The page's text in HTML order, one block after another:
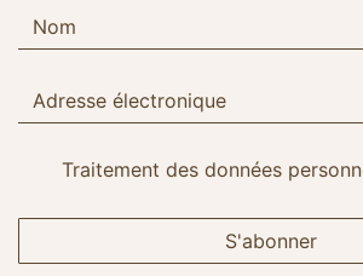
Traitement des données
S'abonner